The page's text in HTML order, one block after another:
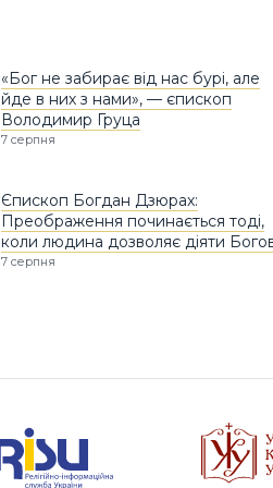
«Бог не забирає від нас бурі, але
йде в них з нами», — єпископ
Володимир Груца
7 серпня
Єпископ Богдан Дзюрах:
Преображення починається тоді,
коли людина дозволяє діяти
7 серпня